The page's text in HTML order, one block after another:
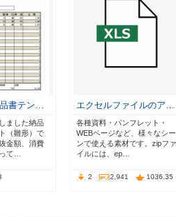
書テン…
ました納品
（雛形）で
金額、消費
て…
エクセルファイルのア…
各種資料・パンフレット・
WEBページなど、様々なシー
ンで使える素材です。zipファ
イルには、ep…
2 2,941 1036.35